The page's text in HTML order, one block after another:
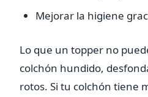
Mejorar la higiene
Lo que un topper no
colchón hundido,
rotos. Si tu colchón tiene